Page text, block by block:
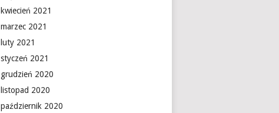
kwiecień 2021
marzec 2021
luty 2021
styczeń 2021
grudzień 2020
listopad 2020
październik 2020